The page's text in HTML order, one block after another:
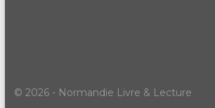
© 2026 - Normandie Livre & Lecture